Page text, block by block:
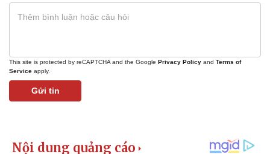
This site is protected by reCAPTCHA and the Google Privacy Policy and Terms of
Service apply.
Gửi tin